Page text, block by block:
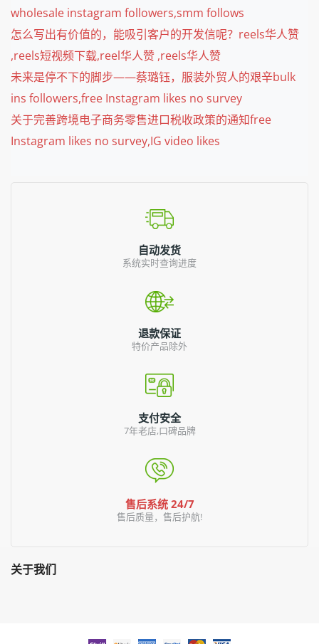
wholesale instagram followers,smm follows
怎么写出有价值的，能吸引客户的开发信呢？reels华人赞
,reels短视频下载,reel华人赞 ,reels华人赞
未来是停不下的脚步——蔡璐钰，服装外贸人的艰辛bulk
ins followers,free Instagram likes no survey
关于完善跨境电子商务零售进口税收政策的通知free
Instagram likes no survey,IG video likes
自动发货
系统实时查询进度
退款保证
特价产品除外
支付安全
7年老店,口碑品牌
售后系统 24/7
售后质量，售后护航!
关于我们